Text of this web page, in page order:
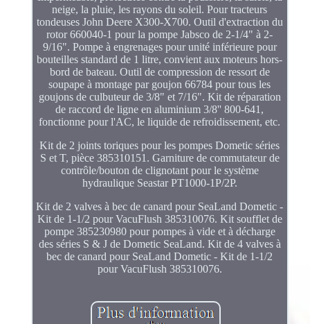
neige, la pluie, les rayons du soleil. Pour tracteurs
tondeuses John Deere X300-X700. Outil d'extraction du
rotor 660040-1 pour la pompe Jabsco de 2-1/4" à 2-
9/16". Pompe à engrenages pour unité inférieure pour
bouteilles standard de 1 litre, convient aux moteurs hors-
bord de bateau. Outil de compression de ressort de
soupape à montage par goujon 66784 pour tous les
goujons de culbuteur de 3/8" et 7/16". Kit de réparation
de raccord de ligne en aluminium 3/8'' 800-641,
fonctionne pour l'AC, le liquide de refroidissement, etc.
Kit de 2 joints toriques pour les pompes Dometic séries
S et T, pièce 385310151. Garniture de commutateur de
contrôle/bouton de clignotant pour le système
hydraulique Seastar PT1000-1P/2P.
Kit de 2 valves à bec de canard pour SeaLand Dometic -
Kit de 1-1/2 pour VacuFlush 385310076. Kit soufflet de
pompe 385230980 pour pompes à vide et à décharge
des séries S & J de Dometic SeaLand. Kit de 4 valves à
bec de canard pour SeaLand Dometic - Kit de 1-1/2
pour VacuFlush 385310076.